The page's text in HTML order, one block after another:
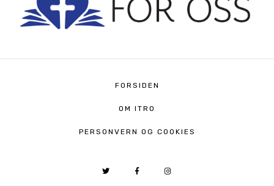
FORSIDEN
OM ITRO
PERSONVERN OG COOKIES